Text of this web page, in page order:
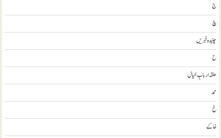
ج
چ
چنیدہ خبریں
ح
حلقہ اربابِ خیال
حمد
خ
خاکے